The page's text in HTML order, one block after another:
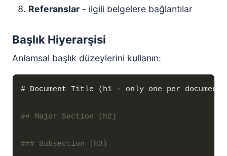
Referanslar - ilgili belgelere bağlantılar
Başlık Hiyerarşisi
Anlamsal başlık düzeylerini kullanın: